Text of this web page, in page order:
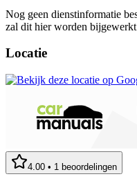
Nog geen dienstinformatie
zal dit hier worden
Locatie
4.00 • 1 beoordelingen